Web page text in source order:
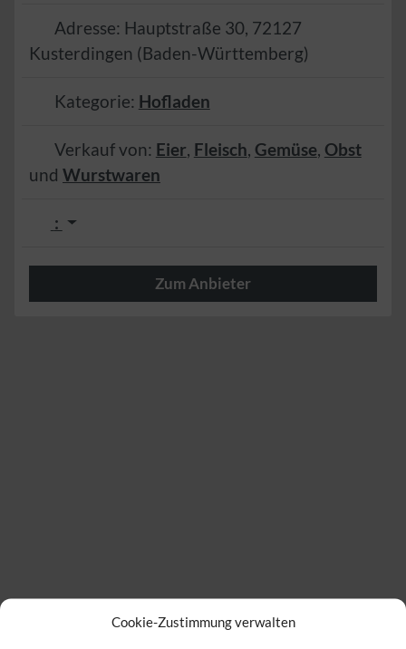
Cookie-Zustimmung verwalten
Adresse: Hauptstraße 30, 72127
Kusterdingen (Baden-Württemberg)
Kategorie: Hofladen
Verkauf von: Eier, Fleisch, Gemüse, Obst
und Wurstwaren
:
Zum Anbieter